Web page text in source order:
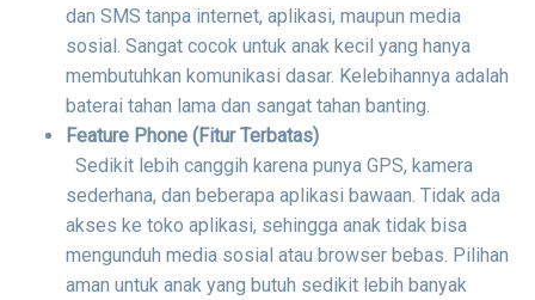
dan SMS tanpa internet, aplikasi, maupun media
sosial. Sangat cocok untuk anak kecil yang hanya
membutuhkan komunikasi dasar. Kelebihannya adalah
baterai tahan lama dan sangat tahan banting.
Feature Phone (Fitur Terbatas)
Sedikit lebih canggih karena punya GPS, kamera
sederhana, dan beberapa aplikasi bawaan. Tidak ada
akses ke toko aplikasi, sehingga anak tidak bisa
mengunduh media sosial atau browser bebas. Pilihan
aman untuk anak yang butuh sedikit lebih banyak